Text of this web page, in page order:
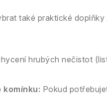
také praktické
hrubých nečistot
komínku: Pokud